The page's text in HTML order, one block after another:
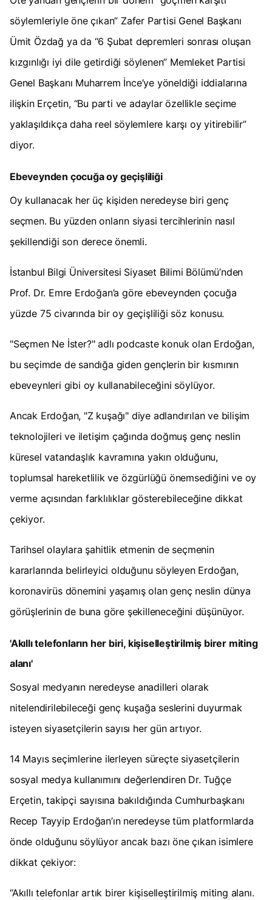
söylemleriyle öne çıkan” Zafer Partisi Genel Başkanı
Ümit Özdağ ya da “6 Şubat depremleri sonrası oluşan
kızgınlığı iyi dile getirdiği söylenen” Memleket Partisi
Genel Başkanı Muharrem İnce’ye yöneldiği iddialarına
ilişkin Erçetin, “Bu parti ve adaylar özellikle seçime
yaklaşıldıkça daha reel söylemlere karşı oy yitirebilir”
diyor.
Ebeveynden çocuğa oy geçişliliği
Oy kullanacak her üç kişiden neredeyse biri genç
seçmen. Bu yüzden onların siyasi tercihlerinin nasıl
şekillendiği son derece önemli.
İstanbul Bilgi Üniversitesi Siyaset Bilimi Bölümü’nden
Prof. Dr. Emre Erdoğan’a göre ebeveynden çocuğa
yüzde 75 civarında bir oy geçişliliği söz konusu.
"Seçmen Ne İster?" adlı podcaste konuk olan Erdoğan,
bu seçimde de sandığa giden gençlerin bir kısmının
ebeveynleri gibi oy kullanabileceğini söylüyor.
Ancak Erdoğan, "Z kuşağı" diye adlandırılan ve bilişim
teknolojileri ve iletişim çağında doğmuş genç neslin
küresel vatandaşlık kavramına yakın olduğunu,
toplumsal hareketlilik ve özgürlüğü önemsediğini ve oy
verme açısından farklılıklar gösterebileceğine dikkat
çekiyor.
Tarihsel olaylara şahitlik etmenin de seçmenin
kararlarında belirleyici olduğunu söyleyen Erdoğan,
koronavirüs dönemini yaşamış olan genç neslin dünya
görüşlerinin de buna göre şekilleneceğini düşünüyor.
'Akıllı telefonların her biri, kişiselleştirilmiş birer miting
alanı'
Sosyal medyanın neredeyse anadilleri olarak
nitelendirilebileceği genç kuşağa seslerini duyurmak
isteyen siyasetçilerin sayısı her gün artıyor.
14 Mayıs seçimlerine ilerleyen süreçte siyasetçilerin
sosyal medya kullanımını değerlendiren Dr. Tuğçe
Erçetin, takipçi sayısına bakıldığında Cumhurbaşkanı
Recep Tayyip Erdoğan’ın neredeyse tüm platformlarda
önde olduğunu söylüyor ancak bazı öne çıkan isimlere
dikkat çekiyor:
“Akıllı telefonlar artık birer kişiselleştirilmiş miting alanı.